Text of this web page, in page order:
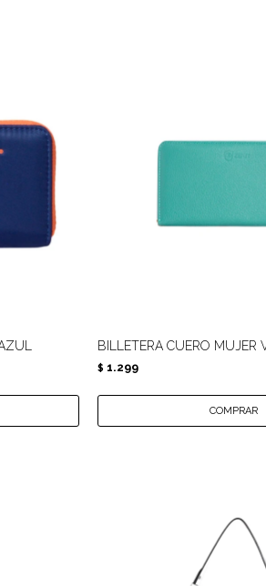
BILLETERA CUERO MUJER
$ 1.299